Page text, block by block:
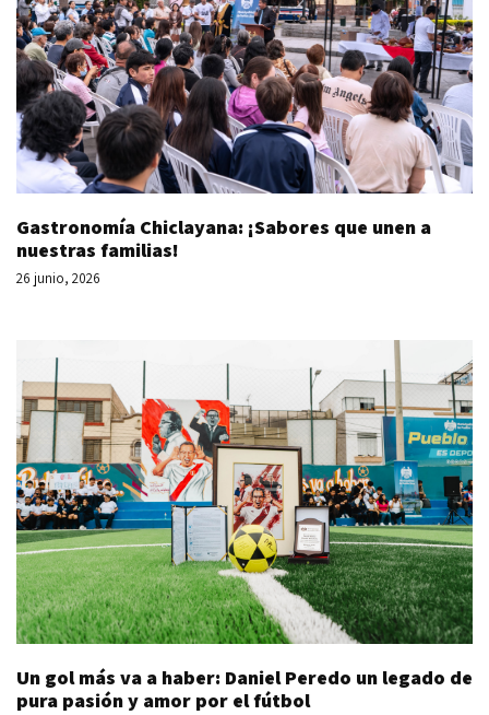
Gastronomía Chiclayana: ¡Sabores que unen a
nuestras familias!
26 junio, 2026
Un gol más va a haber: Daniel Peredo un legado de
pura pasión y amor por el fútbol